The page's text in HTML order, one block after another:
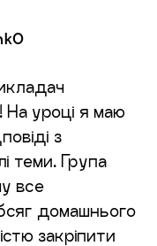
На уроці я маю
з
теми. Група
все
домашнього
закріпити